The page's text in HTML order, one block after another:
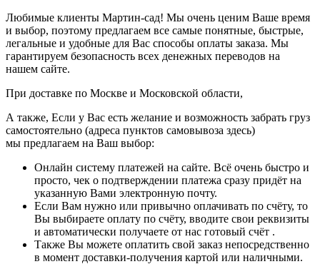
Любимые клиенты Мартин-сад! Мы очень ценим Ваше время
и выбор, поэтому предлагаем все самые понятные, быстрые,
легальные и удобные для Вас способы оплаты заказа. Мы
гарантируем безопасность всех денежных переводов на
нашем сайте.
При доставке по Москве и Московской области,
А также, Если у Вас есть желание и возможность забрать груз
самостоятельно (адреса пунктов самовывоза здесь)
мы предлагаем на Ваш выбор:
Онлайн систему платежей на сайте. Всё очень быстро и
просто, чек о подтверждении платежа сразу придёт на
указанную Вами электронную почту.
Если Вам нужно или привычно оплачивать по счёту, то
Вы выбираете оплату по счёту, вводите свои реквизиты
и автоматически получаете от нас готовый счёт .
Также Вы можете оплатить свой заказ непосредственно
в момент доставки-получения картой или наличными.